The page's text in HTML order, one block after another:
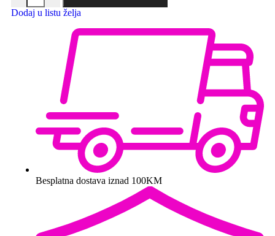
Dodaj u listu želja
Besplatna dostava iznad 100KM